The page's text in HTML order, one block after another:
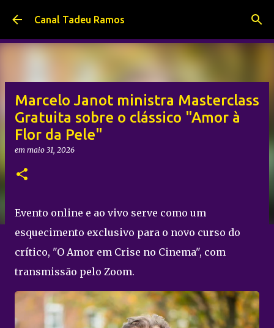
Pular para o conteúdo principal
Canal Tadeu Ramos
Marcelo Janot ministra Masterclass
Gratuita sobre o clássico "Amor à
Flor da Pele"
em maio 31, 2026
Evento online e ao vivo serve como um
esquecimento exclusivo para o novo curso do
crítico, "O Amor em Crise no Cinema", com
transmissão pelo Zoom.